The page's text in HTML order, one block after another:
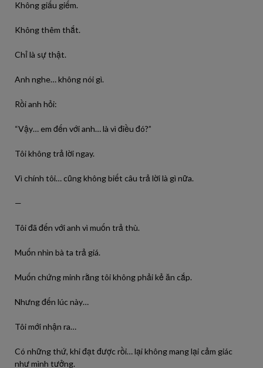
Không giấu giếm.
Không thêm thắt.
Chỉ là sự thật.
Anh nghe… không nói gì.
Rồi anh hỏi:
“Vậy… em đến với anh… là vì điều đó?”
Tôi không trả lời ngay.
Vì chính tôi… cũng không biết câu trả lời là gì nữa.
—
Tôi đã đến với anh vì muốn trả thù.
Muốn nhìn bà ta trả giá.
Muốn chứng minh rằng tôi không phải kẻ ăn cắp.
Nhưng đến lúc này…
Tôi mới nhận ra…
Có những thứ, khi đạt được rồi… lại không mang lại cảm giác
như mình tưởng.